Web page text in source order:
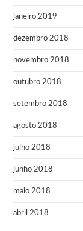
janeiro 2019
dezembro 2018
novembro 2018
outubro 2018
setembro 2018
agosto 2018
julho 2018
junho 2018
maio 2018
abril 2018